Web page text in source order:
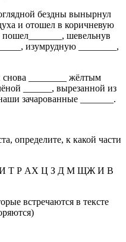
бездны вынырнул
и отошел в коричневую
пошел_______, шевельнув
изумрудную ________,
________ жёлтым
______, вырезанной из
зачарованные _______.
определите, к какой части
Т Р АХ Ц З Д М ЩЖ И В
встречаются в тексте